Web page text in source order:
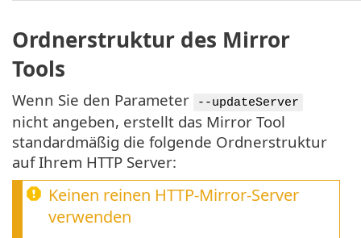
Ordnerstruktur des Mirror
Tools
Wenn Sie den Parameter --updateServer
nicht angeben, erstellt das Mirror Tool
standardmäßig die folgende Ordnerstruktur
auf Ihrem HTTP Server:
Keinen reinen HTTP-Mirror-Server
verwenden